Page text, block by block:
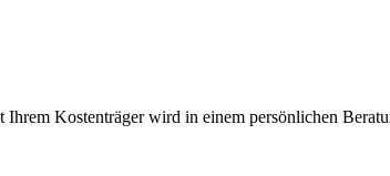
Kostenträger wird in einem persönlichen